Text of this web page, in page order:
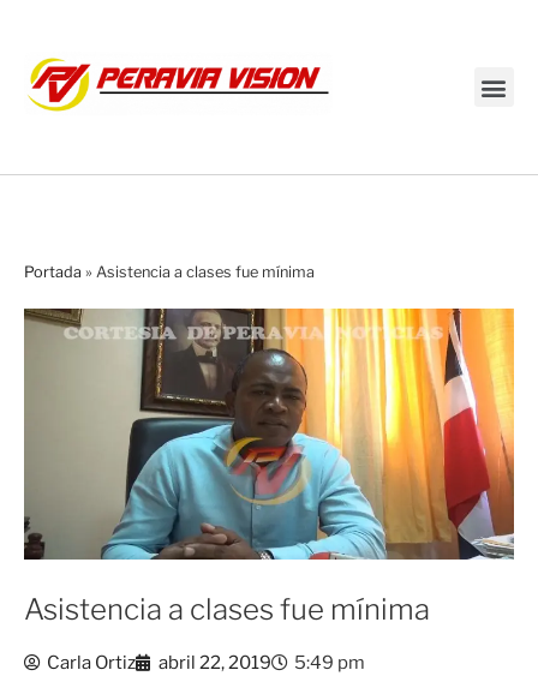
Portada » Asistencia a clases fue mínima
Asistencia a clases fue mínima
Carla Ortiz abril 22, 2019 5:49 pm